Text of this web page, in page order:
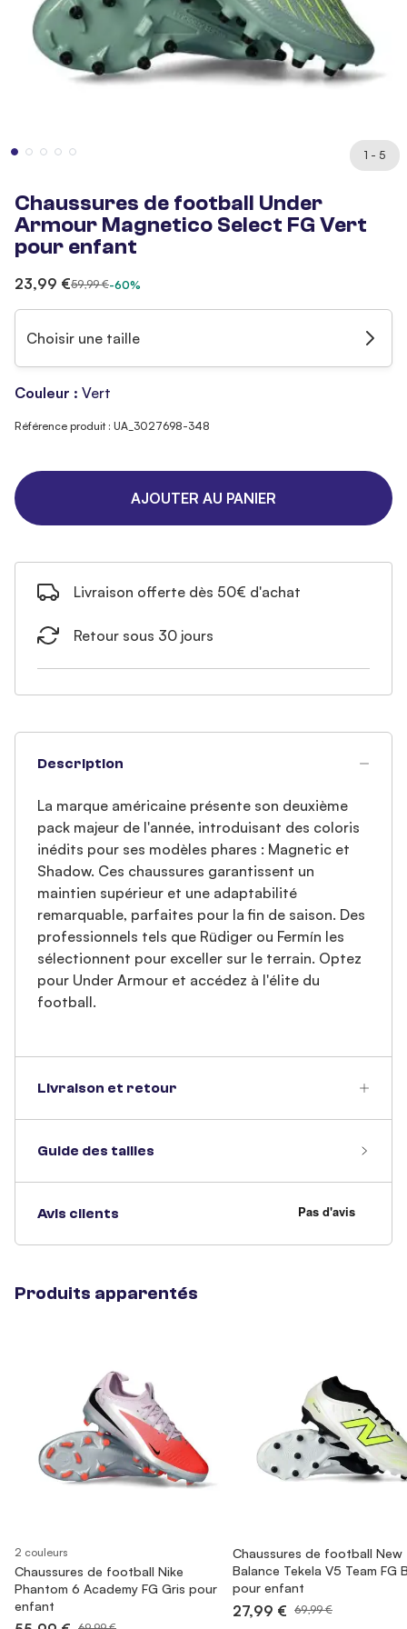
1 - 5
Chaussures de football Under
Armour Magnetico Select FG Vert
pour enfant
23,99 €59,99 €-60%
Choisir une taille
Couleur : Vert
Référence produit : UA_3027698-348
AJOUTER AU PANIER
Livraison offerte dès 50€ d'achat
Retour sous 30 jours
Description
La marque américaine présente son deuxième
pack majeur de l'année, introduisant des coloris
inédits pour ses modèles phares : Magnetic et
Shadow. Ces chaussures garantissent un
maintien supérieur et une adaptabilité
remarquable, parfaites pour la fin de saison. Des
professionnels tels que Rüdiger ou Fermín les
sélectionnent pour exceller sur le terrain. Optez
pour Under Armour et accédez à l'élite du
football.
Livraison et retour
Guide des tailles
Avis clients
Produits apparentés
2 couleurs
Chaussures de football Nike
Phantom 6 Academy FG Gris pour
enfant
Chaussures de football New
Balance Tekela V5 Team FG
pour enfant
27,99 € 69,99 €